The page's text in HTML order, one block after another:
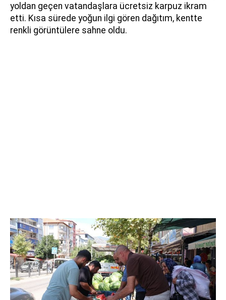
yoldan geçen vatandaşlara ücretsiz karpuz ikram
etti. Kısa sürede yoğun ilgi gören dağıtım, kentte
renkli görüntülere sahne oldu.